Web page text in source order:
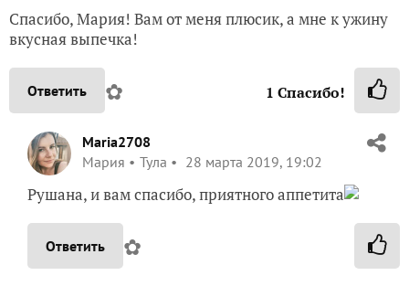
Спасибо, Мария! Вам от меня плюсик, а мне к ужину
вкусная выпечка!
Ответить ✿ 1 Спасибо!
Maria2708
Мария
Тула 28 марта 2019, 19:02
Рушана, и вам спасибо, приятного аппетита
Ответить ✿